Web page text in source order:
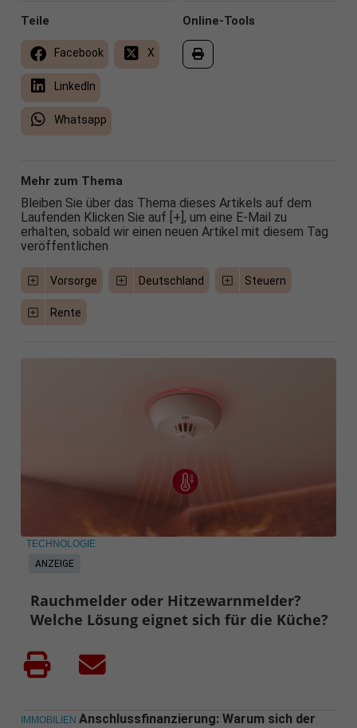
Online-Tools
Teile
Facebook X
LinkedIn
Whatsapp
Mehr zum Thema
Bleiben Sie über das Thema dieses Artikels auf dem
Laufenden Klicken Sie auf [+], um eine E-Mail zu
erhalten, sobald wir einen neuen Artikel mit diesem Tag
veröffentlichen
Vorsorge Deutschland Steuern
Rente
ANZEIGE
TECHNOLOGIE
Rauchmelder oder Hitzewarnmelder?
Welche Lösung eignet sich für die Küche?
IMMOBILIEN Anschlussfinanzierung: Warum sich der